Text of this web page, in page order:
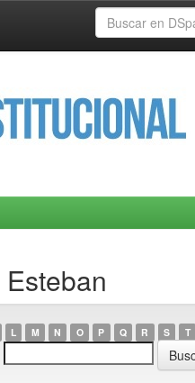
L M N O P Q R S T